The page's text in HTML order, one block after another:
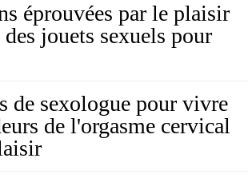
éprouvées par le plaisir
jouets sexuels pour
de sexologue pour vivre
de l'orgasme cervical